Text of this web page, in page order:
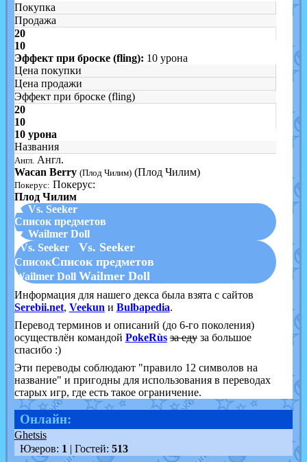
Покупка
Продажа
20
10
Эффект при броске (fling): 10 урона
Цена покупки
Цена продажи
Эффект при броске (fling)
20
10
10 урона
Названия
Англ. Англ.
Wacan Berry (Плод Чилим) (Плод Чилим)
Покерус: Покерус:
Плод Чилим
▲ Vs. Seeker
Список предметов
▼ Wailmer Doll
Vs. Seeker
Vs. Seeker
СписокСписок предметов
Wailmer Doll Wailmer Doll
Информация для нашего декса была взята с сайтов
Serebii.net, Veekun и Bulbapedia.
Перевод терминов и описаний (до 6-го поколения)
осуществлён командой PokeRùs за едуза большое
спасибо :)
Эти переводы соблюдают "правило 12 символов на
название" и пригодны для использования в переводах
старых игр, где есть такое ограничение.
Онлайн:
Ghetsis
Юзеров: 1 | Гостей: 513